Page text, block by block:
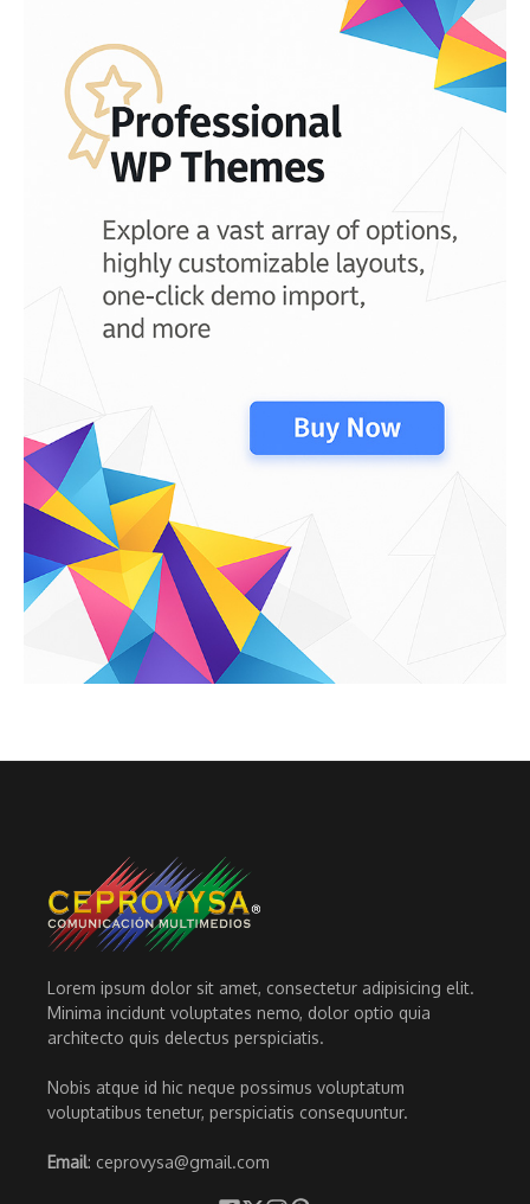
Lorem ipsum dolor sit amet, consectetur adipisicing elit.
Minima incidunt voluptates nemo, dolor optio quia
architecto quis delectus perspiciatis.
Nobis atque id hic neque possimus voluptatum
voluptatibus tenetur, perspiciatis consequuntur.
Email: ceprovysa@gmail.com